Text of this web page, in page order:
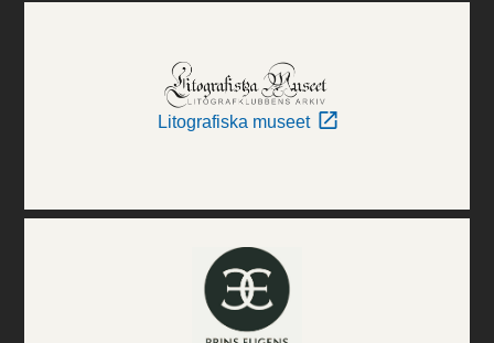
Litografiska museet